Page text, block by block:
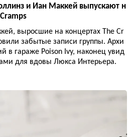
и Иан Маккей выпускают н
выросшие на концертах The Cr
забытые записи группы. Архи
в гараже Poison Ivy, наконец увид
для вдовы Люкса Интерьера.